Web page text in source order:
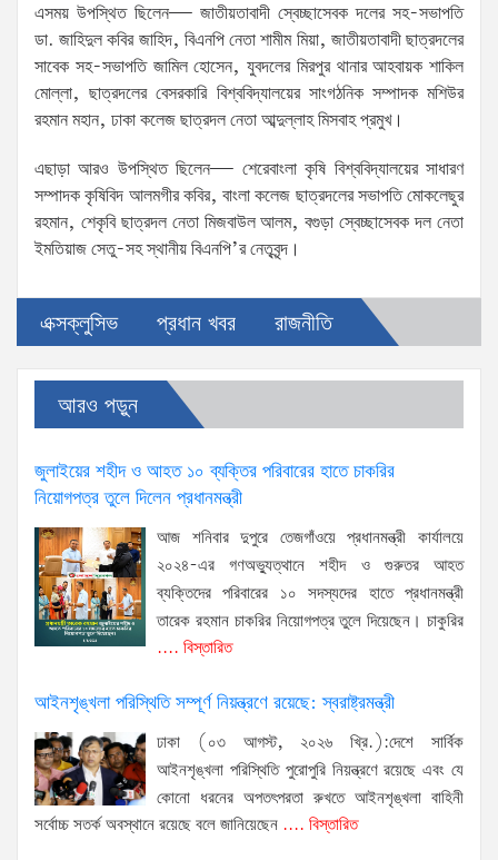
এসময় উপস্থিত ছিলেন— জাতীয়তাবাদী স্বেচ্ছাসেবক দলের সহ-সভাপতি
ডা. জাহিদুল কবির জাহিদ, বিএনপি নেতা শামীম মিয়া, জাতীয়তাবাদী ছাত্রদলের
সাবেক সহ-সভাপতি জামিল হোসেন, যুবদলের মিরপুর থানার আহবায়ক শাকিল
মোল্লা, ছাত্রদলের বেসরকারি বিশ্ববিদ্যালয়ের সাংগঠনিক সম্পাদক মশিউর
রহমান মহান, ঢাকা কলেজ ছাত্রদল নেতা আব্দুল্লাহ মিসবাহ প্রমুখ।
এছাড়া আরও উপস্থিত ছিলেন— শেরেবাংলা কৃষি বিশ্ববিদ্যালয়ের সাধারণ
সম্পাদক কৃষিবিদ আলমগীর কবির, বাংলা কলেজ ছাত্রদলের সভাপতি মোকলেছুর
রহমান, শেকৃবি ছাত্রদল নেতা মিজবাউল আলম, বগুড়া স্বেচ্ছাসেবক দল নেতা
ইমতিয়াজ সেতু-সহ স্থানীয় বিএনপি’র নেতৃবৃন্দ।
এক্সক্লুসিভ প্রধান খবর রাজনীতি
আরও পড়ুন
জুলাইয়ের শহীদ ও আহত ১০ ব্যক্তির পরিবারের হাতে চাকরির
নিয়োগপত্র তুলে দিলেন প্রধানমন্ত্রী
আজ শনিবার দুপুরে তেজগাঁওয়ে প্রধানমন্ত্রী কার্যালয়ে
২০২৪-এর গণঅভ্যুত্থানে শহীদ ও গুরুতর আহত
ব্যক্তিদের পরিবারের ১০ সদস্যদের হাতে প্রধানমন্ত্রী
তারেক রহমান চাকরির নিয়োগপত্র তুলে দিয়েছেন। চাকুরির
.... বিস্তারিত
আইনশৃঙ্খলা পরিস্থিতি সম্পূর্ণ নিয়ন্ত্রণে রয়েছে: স্বরাষ্ট্রমন্ত্রী
ঢাকা (০৩ আগস্ট, ২০২৬ খ্রি.):দেশে সার্বিক
আইনশৃঙ্খলা পরিস্থিতি পুরোপুরি নিয়ন্ত্রণে রয়েছে এবং যে
কোনো ধরনের অপতৎপরতা রুখতে আইনশৃঙ্খলা বাহিনী
সর্বোচ্চ সতর্ক অবস্থানে রয়েছে বলে জানিয়েছেন .... বিস্তারিত